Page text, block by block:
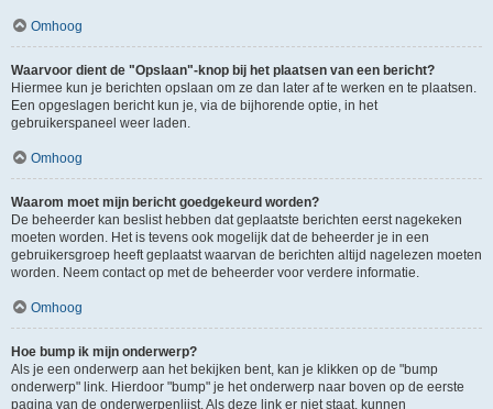
Omhoog
Waarvoor dient de "Opslaan"-knop bij het plaatsen van een bericht?
Hiermee kun je berichten opslaan om ze dan later af te werken en te plaatsen.
Een opgeslagen bericht kun je, via de bijhorende optie, in het
gebruikerspaneel weer laden.
Omhoog
Waarom moet mijn bericht goedgekeurd worden?
De beheerder kan beslist hebben dat geplaatste berichten eerst nagekeken
moeten worden. Het is tevens ook mogelijk dat de beheerder je in een
gebruikersgroep heeft geplaatst waarvan de berichten altijd nagelezen moeten
worden. Neem contact op met de beheerder voor verdere informatie.
Omhoog
Hoe bump ik mijn onderwerp?
Als je een onderwerp aan het bekijken bent, kan je klikken op de "bump
onderwerp" link. Hierdoor "bump" je het onderwerp naar boven op de eerste
pagina van de onderwerpenlijst. Als deze link er niet staat, kunnen